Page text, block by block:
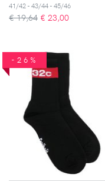
41/42 - 43/44 - 45/46
€ 19,64 € 23,00
-26%